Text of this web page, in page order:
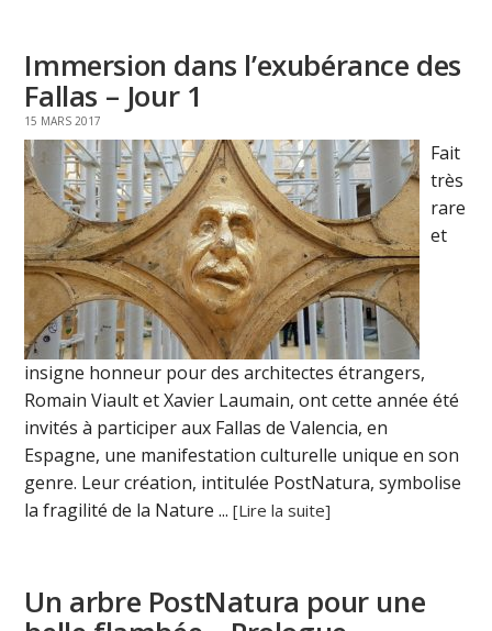
Immersion dans l’exubérance des
Fallas – Jour 1
15 MARS 2017
Fait
très
rare
et
insigne honneur pour des architectes étrangers,
Romain Viault et Xavier Laumain, ont cette année été
invités à participer aux Fallas de Valencia, en
Espagne, une manifestation culturelle unique en son
genre. Leur création, intitulée PostNatura, symbolise
la fragilité de la Nature ...[Lire la suite]
Un arbre PostNatura pour une